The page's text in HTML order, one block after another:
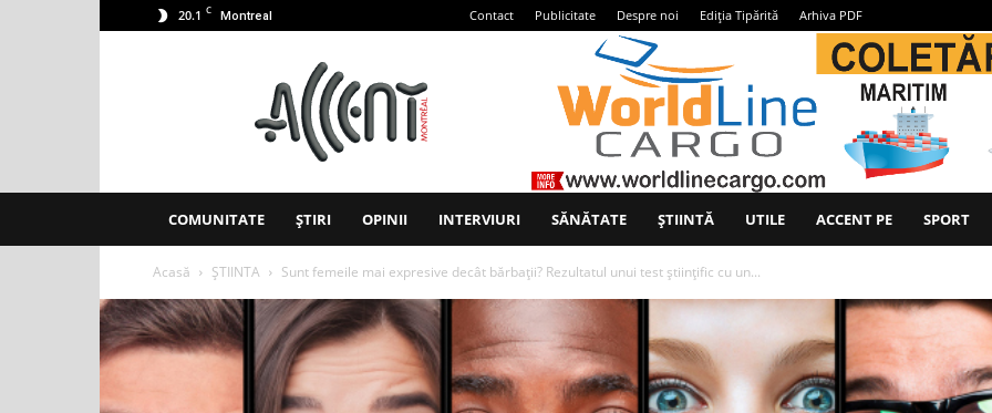
20.1 C Montreal Contact Publicitate Despre noi Ediția Tipărită Arhiva PDF
Montreal
COMUNITATE ȘTIRI OPINII INTERVIURI SĂNĂTATE ȘTIINTĂ UTILE ACCENT PE SPORT
Acasă ȘTIINTA Sunt femeile mai expresive decât bărbații? Rezultatul unui test științific cu un...